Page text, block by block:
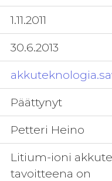
1.11.2011
30.6.2013
Päättynyt
Petteri Heino
Litium-ioni
tavoitteena on